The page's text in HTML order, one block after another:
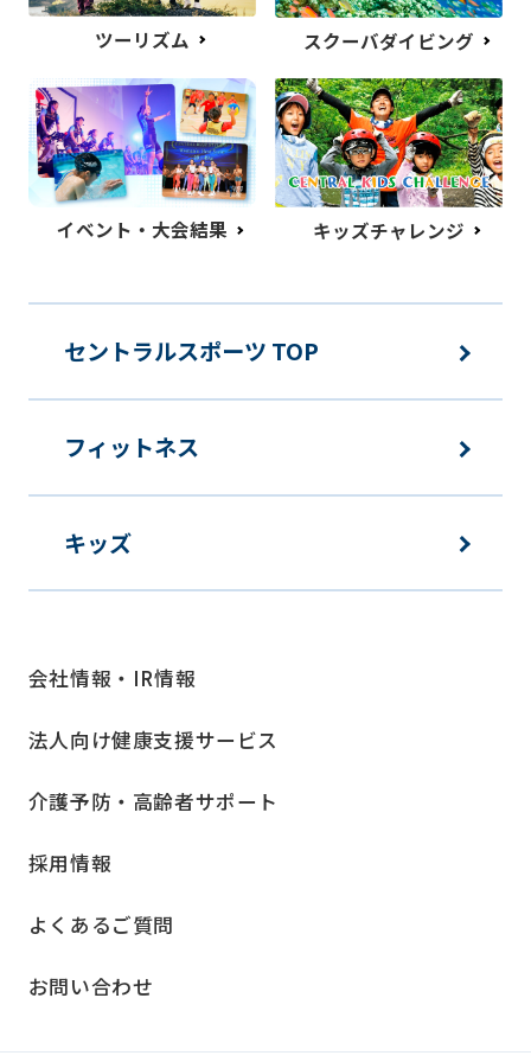
ツーリズム スクーバダイビング
イベント・大会結果 キッズチャレンジ
セントラルスポーツ TOP
フィットネス
キッズ
会社情報・IR情報
法人向け健康支援サービス
介護予防・高齢者サポート
採用情報
よくあるご質問
お問い合わせ